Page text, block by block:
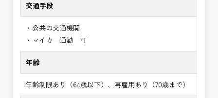
交通手段
・公共の交通機関
・マイカー通勤 可
年齢
年齢制限あり（64歳以下）、再雇用あり（70歳まで）